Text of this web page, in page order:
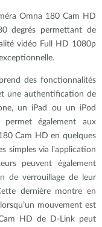
Omna 180 Cam HD
degrés permettant de
vidéo Full HD 1080p
des fonctionnalités
une authentification de
un iPad ou un iPod
également aux
Cam HD en quelques
simples via l ’application
peuvent également
de verrouillage de leur
dernière montre en
mouvement est
HD de D-Link peut